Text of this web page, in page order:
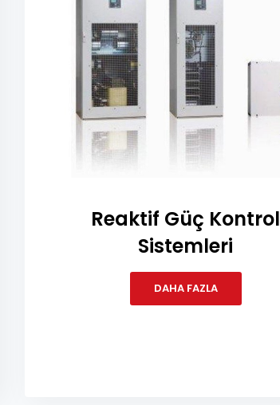
Reaktif Güç Kontrol
Sistemleri
DAHA FAZLA